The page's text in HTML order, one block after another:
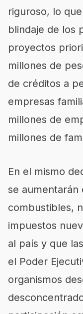
riguroso, lo
blindaje de los
proyectos
millones de
de créditos a
empresas
millones de
millones de
En el mismo
se aumentarán
combustibles,
impuestos
al país y que
el Poder
organismos